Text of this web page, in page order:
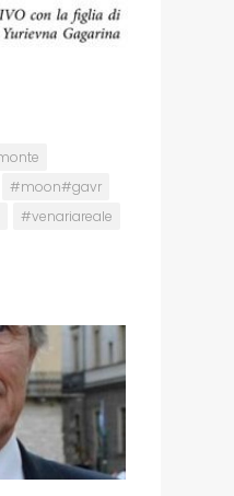
#moon#gavr
#venariareale